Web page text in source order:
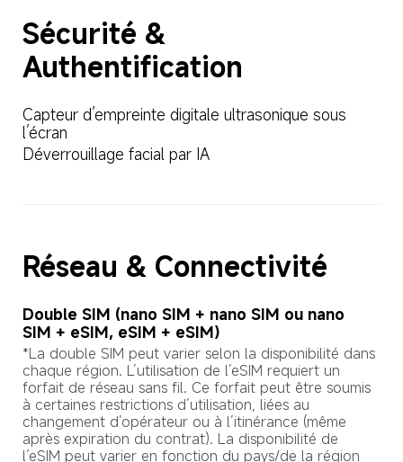
Sécurité &
Authentification
Capteur d’empreinte digitale ultrasonique sous
l’écran
Déverrouillage facial par IA
Réseau & Connectivité
Double SIM (nano SIM + nano SIM ou nano
SIM + eSIM, eSIM + eSIM)
*La double SIM peut varier selon la disponibilité dans
chaque région. L’utilisation de l’eSIM requiert un
forfait de réseau sans fil. Ce forfait peut être soumis
à certaines restrictions d’utilisation, liées au
changement d’opérateur ou à l’itinérance (même
après expiration du contrat). La disponibilité de
l’eSIM peut varier en fonction du pays/de la région